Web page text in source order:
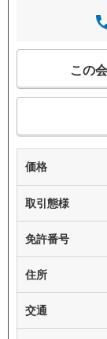
この
価格
取引態様
免許番号
住所
交通